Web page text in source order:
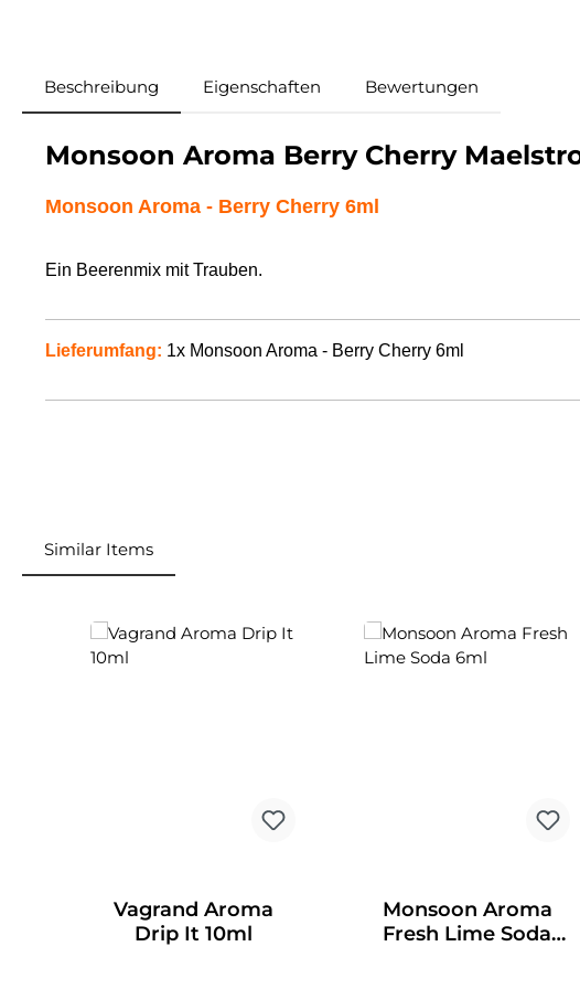
Beschreibung Eigenschaften Bewertungen
Monsoon Aroma Berry Cherry
Monsoon Aroma - Berry Cherry 6ml
Ein Beerenmix mit Trauben.
Lieferumfang: 1x Monsoon Aroma - Berry Cherry 6ml
Similar Items
Vagrand Aroma
Drip It 10ml
Monsoon Aroma
Fresh Lime Soda